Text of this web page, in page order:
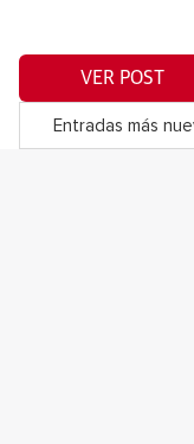
VER POST
Entradas más